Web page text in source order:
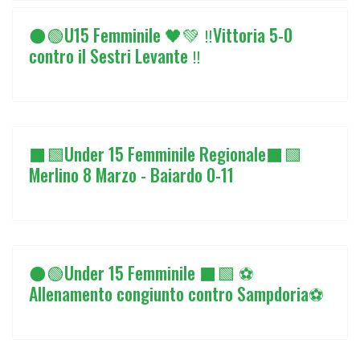
⚫🟢U15 Femminile 🖤💚 ‼️Vittoria 5-0
contro il Sestri Levante ‼️
⬛🟩Under 15 Femminile Regionale⬛🟩
Merlino 8 Marzo - Baiardo 0-11
⚫🟢Under 15 Femminile ⬛🟩 ⚽
Allenamento congiunto contro Sampdoria⚽